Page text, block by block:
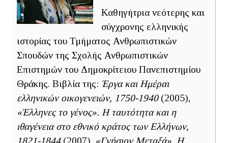
Καθηγήτρια νεότερης και
σύγχρονης ελληνικής
ιστορίας του Τμήματος Ανθρωπιστικών
Σπουδών της Σχολής Ανθρωπιστικών
Επιστημών του Δημοκρίτειου Πανεπιστημίου
Θράκης. Βιβλία της: Έργα και Ημέραι
ελληνικών οικογενειών, 1750-1940(2005),
«Έλληνες το γένος». Η ταυτότητα και η
ιθαγένεια στο εθνικό κράτος των Ελλήνων,
1821-1844(2007), «Γνήσιον Μεταξά». Η